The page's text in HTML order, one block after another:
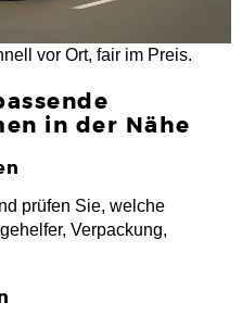
vor Ort, fair im Preis.
in der Nähe
prüfen Sie, welche
Verpackung,